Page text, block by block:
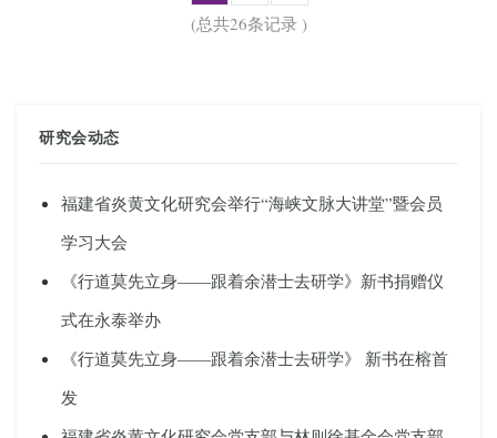
(总共26条记录 )
研究会动态
福建省炎黄文化研究会举行“海峡文脉大讲堂”暨会员
学习大会
《行道莫先立身——跟着余潜士去研学》新书捐赠仪
式在永泰举办
《行道莫先立身——跟着余潜士去研学》 新书在榕首
发